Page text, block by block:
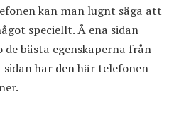
kan man lugnt säga att
speciellt. Å ena sidan
bästa egenskaperna från
har den här telefonen